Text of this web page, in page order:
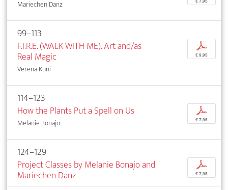
Mariechen Danz
99–113
F.I.R.E. (WALK WITH ME). Art and/as
Real Magic
Verena Kuni
p
€ 9,95
114–123
How the Plants Put a Spell on Us
Melanie Bonajo
p
€ 7,95
124–129
Project Classes by Melanie Bonajo and
Mariechen Danz
p
€ 7,95